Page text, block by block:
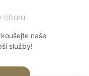
oboru
naše
služby!